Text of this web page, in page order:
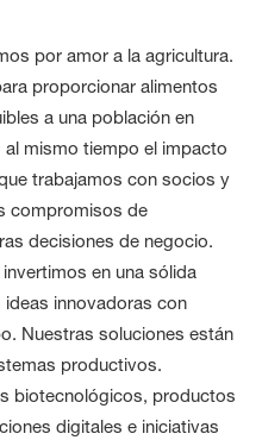
por amor a la agricultura.
proporcionar alimentos
a una población en
mismo tiempo el impacto
trabajamos con socios y
compromisos de
decisiones de negocio.
en una sólida
innovadoras con
Nuestras soluciones están
productivos.
biotecnológicos, productos
digitales e iniciativas